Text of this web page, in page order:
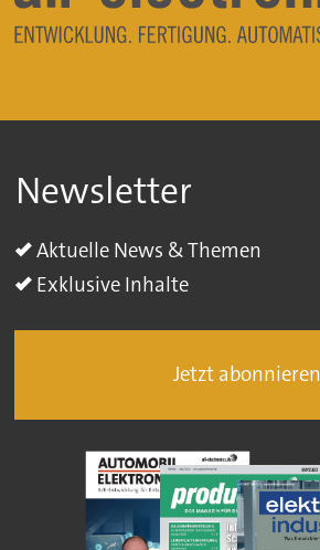
Newsletter
Aktuelle News & Themen
Exklusive Inhalte
Jetzt abonnieren